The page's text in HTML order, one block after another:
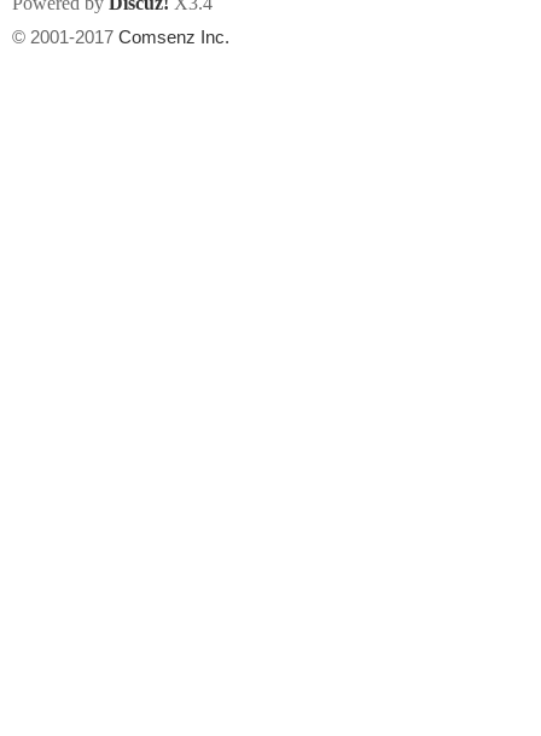
© 2001-2017 Comsenz Inc.